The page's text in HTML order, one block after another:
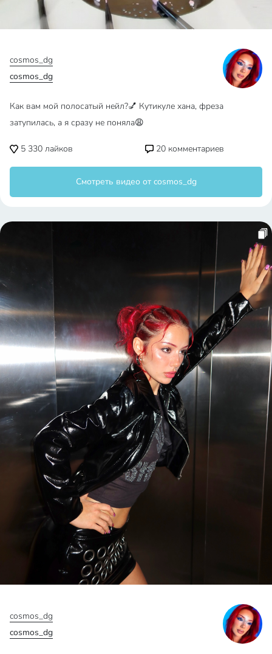
cosmos_dg
cosmos_dg
Как вам мой полосатый нейл?💅 Кутикуле хана, фреза
затупилась, а я сразу не поняла😩
5 330 лайков 20 комментариев
Смотреть видео от cosmos_dg
cosmos_dg
cosmos_dg